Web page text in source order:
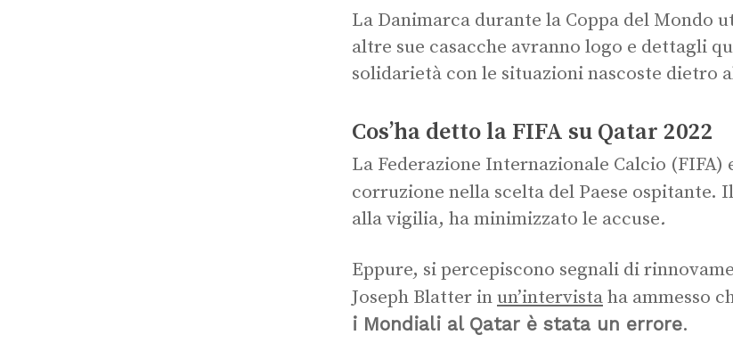
La Danimarca durante la Coppa del Mondo
altre sue casacche avranno logo e dettagli
solidarietà con le situazioni nascoste dietro
Cos’ha detto la FIFA su Qatar 2022
La Federazione Internazionale Calcio (FIFA)
corruzione nella scelta del Paese ospitante.
alla vigilia, ha minimizzato le accuse.
Eppure, si percepiscono segnali di
Joseph Blatter inun’intervistaha ammesso
i Mondiali al Qatar è stata un errore.